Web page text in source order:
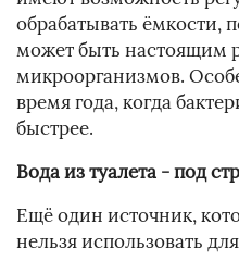
обрабатывать ёмкости,
может быть настоящим
микроорганизмов.
время года, когда
быстрее.
Вода из туалета - под
Ещё один источник,
нельзя использовать